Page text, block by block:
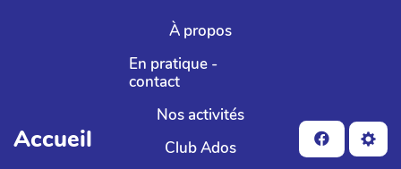
Aller au contenu principal
Accueil
À propos
En pratique -
contact
Nos activités
Club Ados